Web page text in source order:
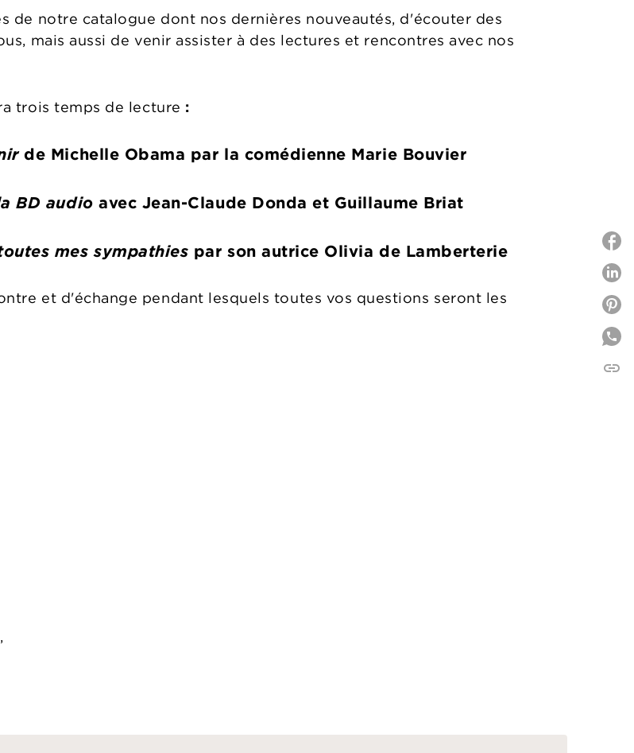
notre catalogue dont nos dernières nouveautés, d'écouter des
mais aussi de venir assister à des lectures et rencontres avec nos
trois temps de lecture :
de Michelle Obama par la comédienne Marie Bouvier
BD audioavec Jean-Claude Donda et Guillaume Briat
mes sympathies par son autrice Olivia de Lamberterie
et d'échange pendant lesquels toutes vos questions seront les
link